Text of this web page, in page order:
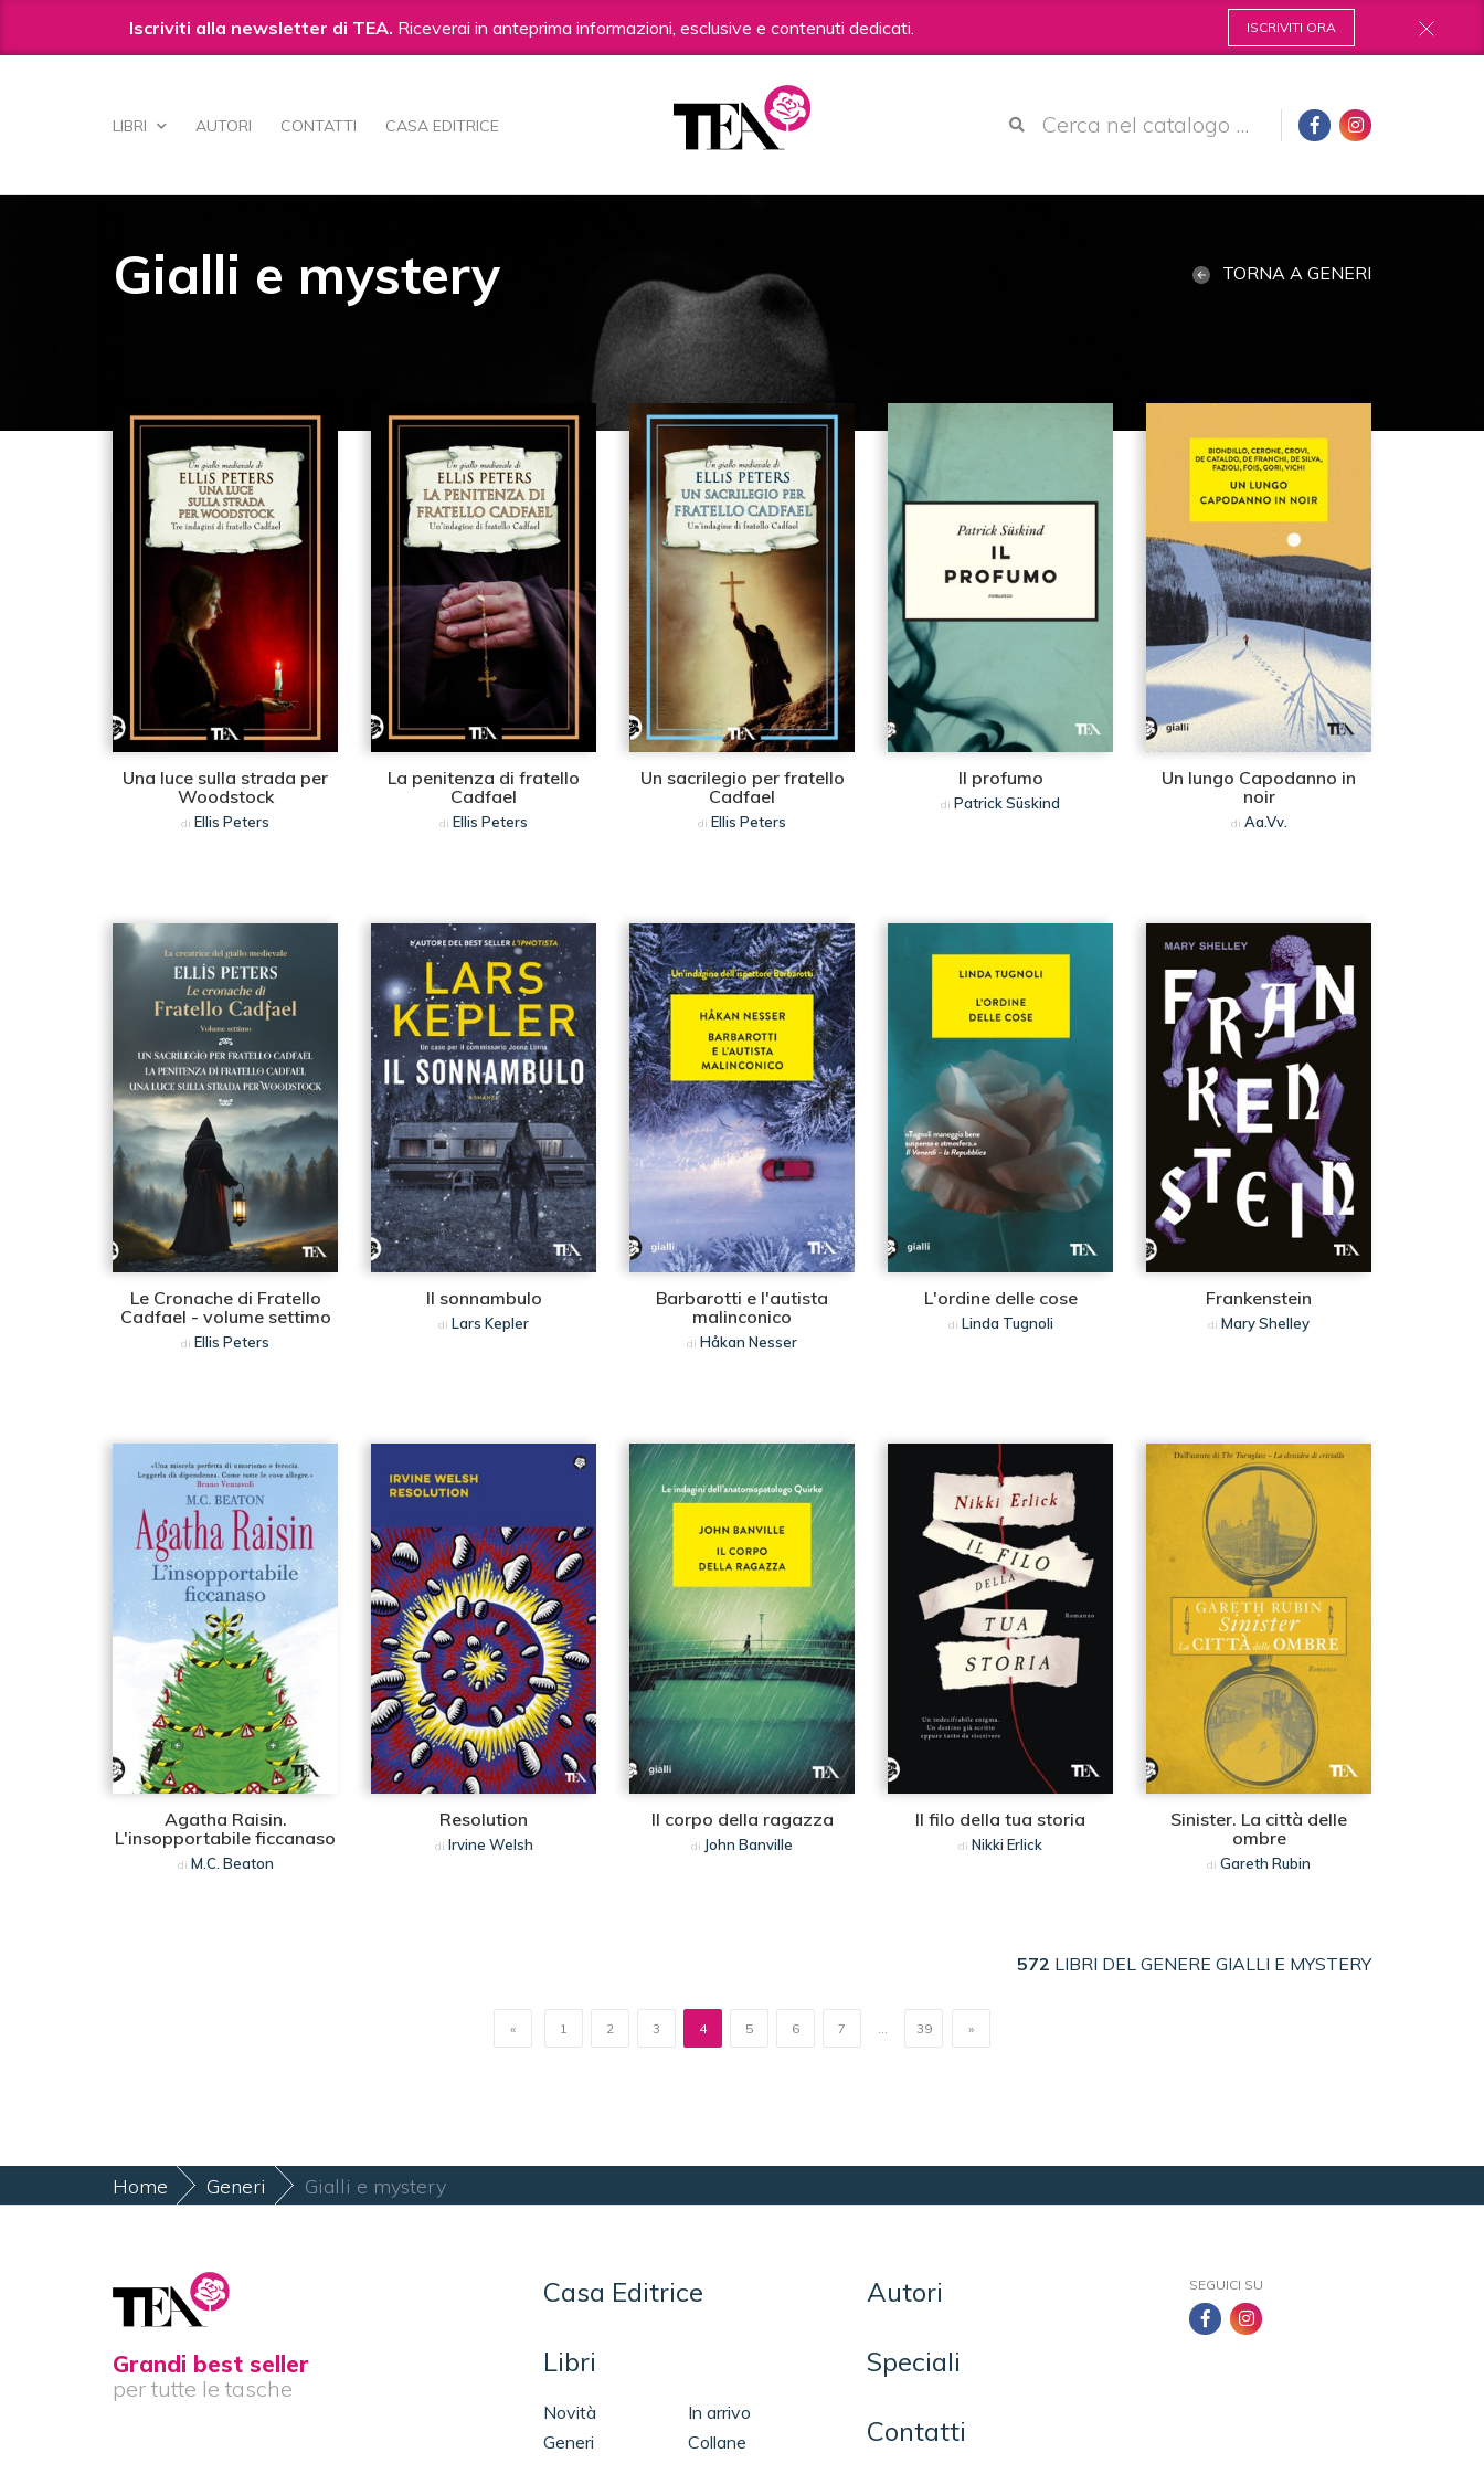
Iscriviti alla newsletter di TEA. Riceverai in anteprima informazioni, esclusive e contenuti dedicati. ISCRIVITI ORA
LIBRI AUTORI CONTATTI CASA EDITRICE
contenuti.
navigazione
Gialli e mystery TORNA A GENERI
Una luce sulla strada per
Woodstock
di Ellis Peters
La penitenza di fratello
Cadfael
di Ellis Peters
Un sacrilegio per fratello
Cadfael
di Ellis Peters
Il profumo
di Patrick Süskind
Un lungo Capodanno in
noir
di Aa.Vv.
Le Cronache di Fratello
Cadfael - volume settimo
di Ellis Peters
Il sonnambulo
di Lars Kepler
Barbarotti e l'autista
malinconico
di Håkan Nesser
L'ordine delle cose
di Linda Tugnoli
Frankenstein
di Mary Shelley
Agatha Raisin.
L'insopportabile ficcanaso
di M.C. Beaton
Resolution
di Irvine Welsh
Il corpo della ragazza
di John Banville
Il filo della tua storia
di Nikki Erlick
Sinister. La città delle
ombre
di Gareth Rubin
572 LIBRI DEL GENERE GIALLI E MYSTERY
« »
1 2 3 4 5 6 7 39
Home Generi Gialli e mystery
Grandi best seller
per tutte le tasche
Casa Editrice
Libri
Novità
In arrivo
Generi
Collane
Autori
Speciali
Contatti
SEGUICI SU